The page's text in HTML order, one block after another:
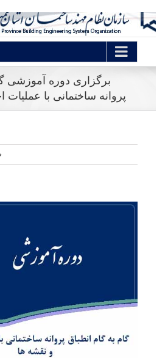
برگزاری دوره آموزشی
پروانه ساختمانی با
View